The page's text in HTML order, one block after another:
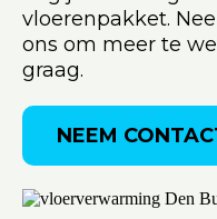
vloerenpakket.
ons om meer te
graag.
NEEM